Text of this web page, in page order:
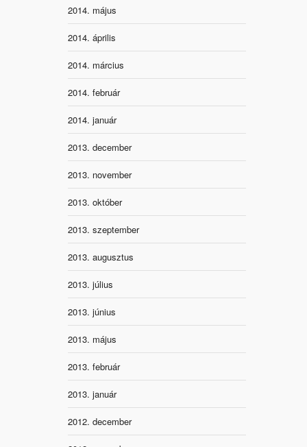
2014. május
2014. április
2014. március
2014. február
2014. január
2013. december
2013. november
2013. október
2013. szeptember
2013. augusztus
2013. július
2013. június
2013. május
2013. február
2013. január
2012. december